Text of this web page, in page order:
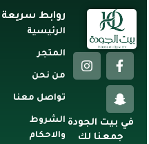
في بيت الجودة
جمعنا لك
روابط سريعة
الرئيسية
المتجر
من نحن
تواصل معنا
الشروط
والاحكام